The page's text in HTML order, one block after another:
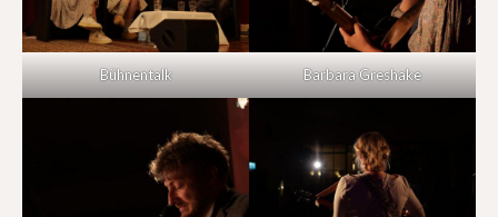
Bühnentalk Barbara Greshake